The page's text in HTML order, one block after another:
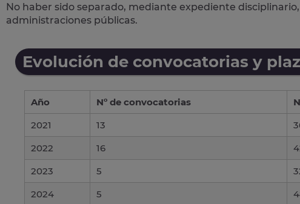
No haber sido separado, mediante expediente
administraciones públicas.
Evolución de convocatorias y
Año Nº de convocatorias
2021
13
2022
16
2023
5
2024
5